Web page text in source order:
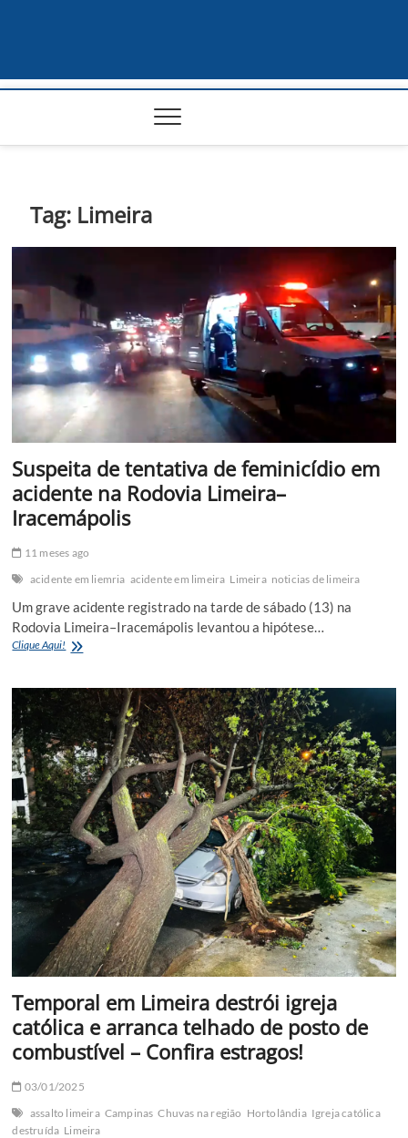
Tag: Limeira
Suspeita de tentativa de feminicídio em
acidente na Rodovia Limeira–
Iracemápolis
11 meses ago
acidente em liemria acidente em limeira Limeira noticias de limeira
Um grave acidente registrado na tarde de sábado (13) na
Rodovia Limeira–Iracemápolis levantou a hipótese…
Clique Aqui! Suspeita
de
feminicídio
em
acidente
na
Rodovia
Limeira–
Iracemápolis
Temporal em Limeira destrói igreja
católica e arranca telhado de posto de
combustível – Confira estragos!
03/01/2025
assalto limeira Campinas Chuvas na região Hortolândia Igreja católica
destruída Limeira